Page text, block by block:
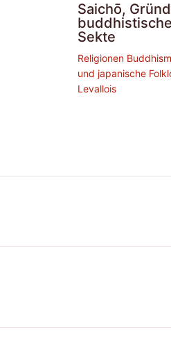
Saichō,
Sekte
Religionen
und japanische
Levallois